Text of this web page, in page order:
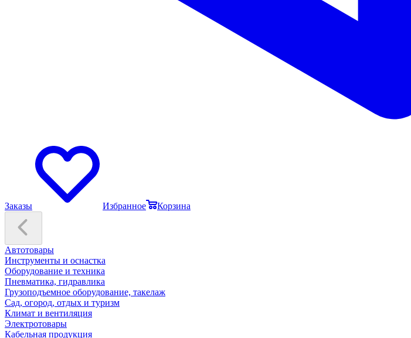
Заказы Избранное Корзина
Автотовары
Инструменты и оснастка
Оборудование и техника
Пневматика, гидравлика
Грузоподъемное оборудование, такелаж
Сад, огород, отдых и туризм
Климат и вентиляция
Электротовары
Кабельная продукция